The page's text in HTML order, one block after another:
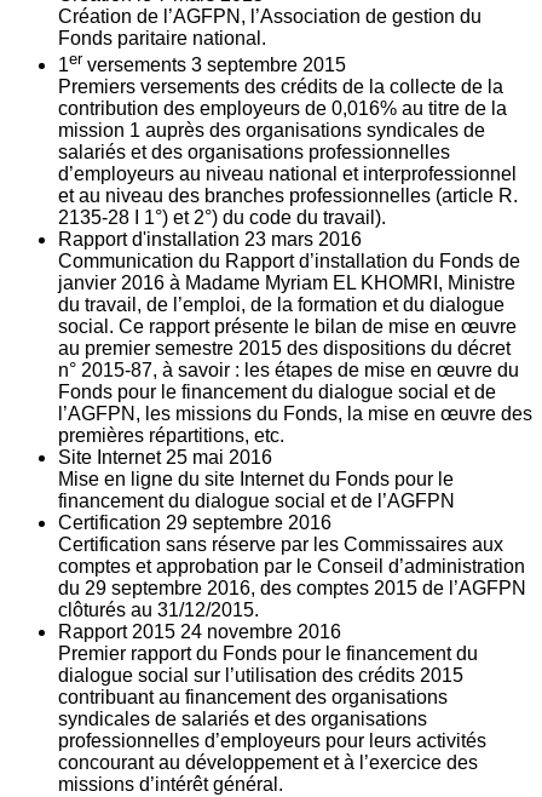
Création de l’AGFPN, l’Association de gestion du
Fonds paritaire national.
1er versements 3 septembre 2015
Premiers versements des crédits de la collecte de la
contribution des employeurs de 0,016% au titre de la
mission 1 auprès des organisations syndicales de
salariés et des organisations professionnelles
d’employeurs au niveau national et interprofessionnel
et au niveau des branches professionnelles (article R.
2135‐28 I 1°) et 2°) du code du travail).
Rapport d'installation 23 mars 2016
Communication du Rapport d’installation du Fonds de
janvier 2016 à Madame Myriam EL KHOMRI, Ministre
du travail, de l’emploi, de la formation et du dialogue
social. Ce rapport présente le bilan de mise en œuvre
au premier semestre 2015 des dispositions du décret
n° 2015-87, à savoir : les étapes de mise en œuvre du
Fonds pour le financement du dialogue social et de
l’AGFPN, les missions du Fonds, la mise en œuvre des
premières répartitions, etc.
Site Internet 25 mai 2016
Mise en ligne du site Internet du Fonds pour le
financement du dialogue social et de l’AGFPN
Certification 29 septembre 2016
Certification sans réserve par les Commissaires aux
comptes et approbation par le Conseil d’administration
du 29 septembre 2016, des comptes 2015 de l’AGFPN
clôturés au 31/12/2015.
Rapport 2015 24 novembre 2016
Premier rapport du Fonds pour le financement du
dialogue social sur l’utilisation des crédits 2015
contribuant au financement des organisations
syndicales de salariés et des organisations
professionnelles d’employeurs pour leurs activités
concourant au développement et à l’exercice des
missions d’intérêt général.